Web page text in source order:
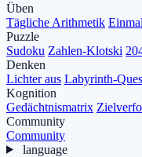
Üben
Tägliche Arithmetik
Puzzle
Sudoku Zahlen-Klotski
Denken
Lichter aus Labyrinth-
Kognition
Gedächtnismatrix
Community
Community
language